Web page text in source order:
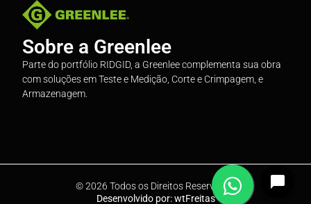
Sobre a Greenlee
Parte do portfólio RIDGID, a Greenlee complementa sua obra
com soluções em Teste e Medição, Corte e Crimpagem, e
Armazenagem.
© 2026 Todos os Direitos Reservados
Desenvolvido por: wtFreitas